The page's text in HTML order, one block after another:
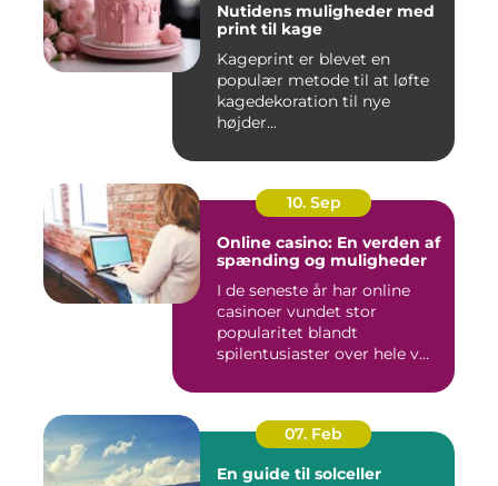
Nutidens muligheder med
print til kage
Kageprint er blevet en
populær metode til at løfte
kagedekoration til nye
højder...
10. Sep
Online casino: En verden af
spænding og muligheder
I de seneste år har online
casinoer vundet stor
popularitet blandt
spilentusiaster over hele v...
07. Feb
En guide til solceller